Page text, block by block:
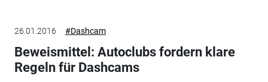
26.01.2016 #Dashcam
Beweismittel: Autoclubs fordern klare
Regeln für Dashcams